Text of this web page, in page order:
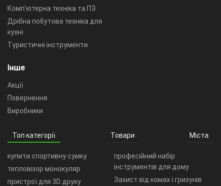
Комп'ютерна техніка та ПЗ
Дрібна побутова техніка для
кухні
Туристичні інструменти
Інше
Акції
Повернення
Виробники
Топ категорії Товари Міста
купити спортивну сумку
тепловізор монокуляр
пристрої для 3D друку
професійний набір
інструментів для дому
Захист від комах і гризунів